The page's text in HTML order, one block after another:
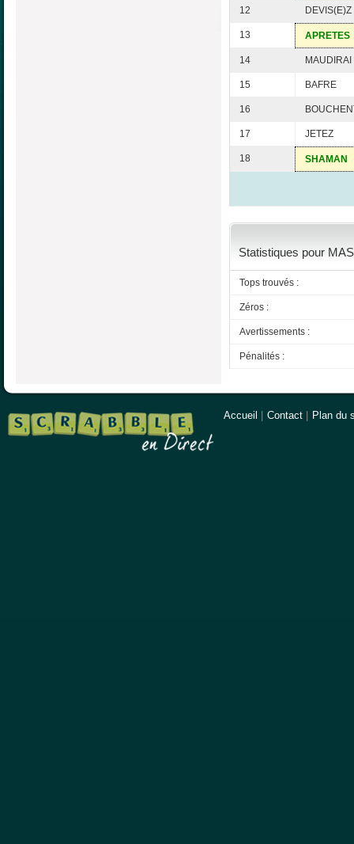
12 DEVIS(E)Z
13 APRETES
14 MAUDIRAI
15 BAFRE
16
17 JETEZ
18 SHAMAN
Statistiques pour
Tops trouvés :
Zéros :
Avertissements :
Pénalités :
Accueil Contact Plan du